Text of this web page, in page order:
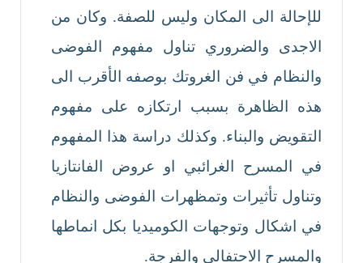
للإحالة الى المكان وليس للصفة. وكان من
الاجدى والضروري تناول مفهوم الفوضى
والنظام في فن الغروتك بوصفه الأقرب الى
هذه الظاهرة بسبب ارتكازه على مفهوم
التقويض والبناء. وكذلك دراسة هذا المفهوم
في المسرح الغرائبي او عروض الفانتازيا
وتناول تأثيرات وتمظهرات الفوضى والنظام
في اشكال وتوجهات الكوميديا بكل انماطها
والمسرح الاحتفالي والفرجة.